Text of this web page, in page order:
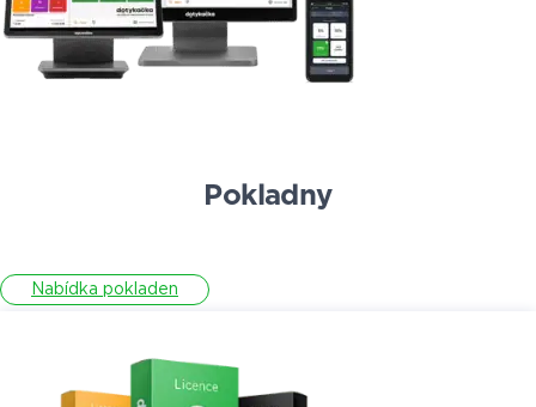
Pokladny
Nabídka pokladen